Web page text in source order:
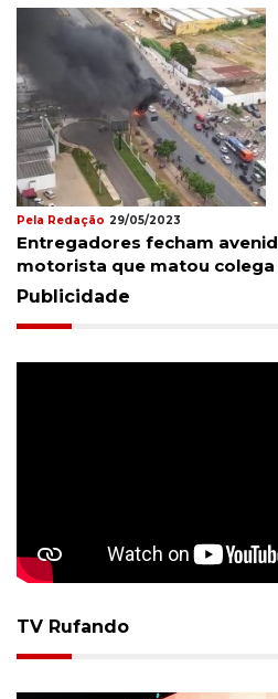
Pela Redação 29/05/2023
Entregadores fecham
motorista que matou
Publicidade
TV Rufando